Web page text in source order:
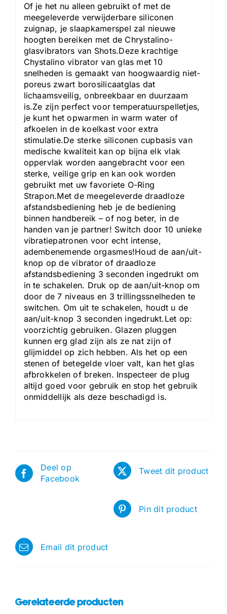
Of je het nu alleen gebruikt of met de
meegeleverde verwijderbare siliconen
zuignap, je slaapkamerspel zal nieuwe
hoogten bereiken met de Chrystalino-
glasvibrators van Shots.Deze krachtige
Chystalino vibrator van glas met 10
snelheden is gemaakt van hoogwaardig niet-
poreus zwart borosilicaatglas dat
lichaamsveilig, onbreekbaar en duurzaam
is.Ze zijn perfect voor temperatuurspelletjes,
je kunt het opwarmen in warm water of
afkoelen in de koelkast voor extra
stimulatie.De sterke siliconen cupbasis van
medische kwaliteit kan op bijna elk vlak
oppervlak worden aangebracht voor een
sterke, veilige grip en kan ook worden
gebruikt met uw favoriete O-Ring
Strapon.Met de meegeleverde draadloze
afstandsbediening heb je de bediening
binnen handbereik – of nog beter, in de
handen van je partner! Switch door 10 unieke
vibratiepatronen voor echt intense,
adembenemende orgasmes!Houd de aan/uit-
knop op de vibrator of draadloze
afstandsbediening 3 seconden ingedrukt om
in te schakelen. Druk op de aan/uit-knop om
door de 7 niveaus en 3 trillingssnelheden te
switchen. Om uit te schakelen, houdt u de
aan/uit-knop 3 seconden ingedrukt.Let op:
voorzichtig gebruiken. Glazen pluggen
kunnen erg glad zijn als ze nat zijn of
glijmiddel op zich hebben. Als het op een
stenen of betegelde vloer valt, kan het glas
afbrokkelen of breken. Inspecteer de plug
altijd goed voor gebruik en stop het gebruik
onmiddellijk als deze beschadigd is.
Deel op
Facebook
Tweet dit product
Pin dit product
Email dit product
Gerelateerde producten